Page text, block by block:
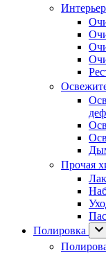
Интерьер
Прочая
Полировка